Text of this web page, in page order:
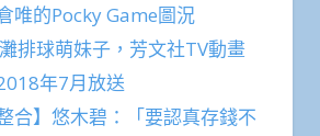
唯的Pocky Game圖況
灘排球萌妹子，芳文社TV動畫
年7月放送
合】悠木碧：「要認真存錢不